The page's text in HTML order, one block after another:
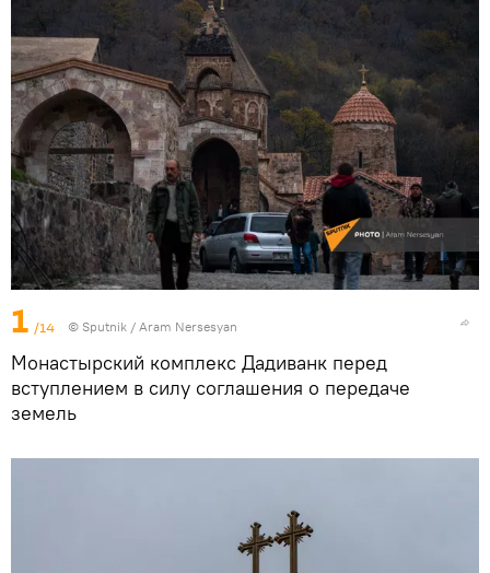
1 /14 © Sputnik / Aram Nersesyan
Монастырский комплекс Дадиванк перед
вступлением в силу соглашения о передаче
земель